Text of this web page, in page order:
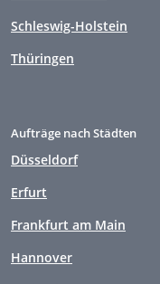
Schleswig-Holstein
Thüringen
Aufträge nach Städten
Düsseldorf
Erfurt
Frankfurt am Main
Hannover